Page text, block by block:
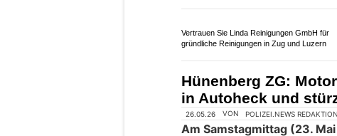
Donnerstagmittag
Die Autobahn musste für
Weiterlesen